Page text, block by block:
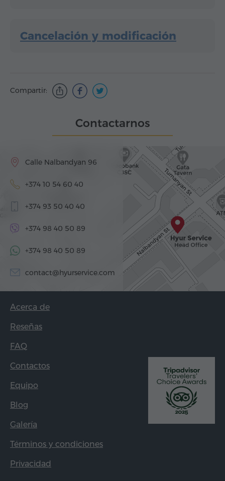
Cancelación y modificación
Compartir:
Contactarnos
Calle Nalbandyan 96
+374 10 54 60 40
+374 93 50 40 40
+374 98 40 50 89
+374 98 40 50 89
contact@hyurservice.com
Acerca de
Reseñas
FAQ
Contactos
Equipo
Blog
Galería
Términos y condiciones
Privacidad